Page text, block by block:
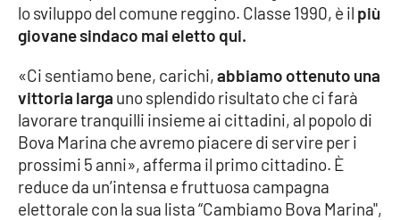
Ambiente
Cultura
Economia e Lavoro
Politica
lo sviluppo del comune reggino. Classe 1990, è il più
giovane sindaco mai eletto qui.
«Ci sentiamo bene, carichi,abbiamo ottenuto una
vittoria larga uno splendido risultato che ci farà
lavorare tranquilli insieme ai cittadini, al popolo di
Bova Marina che avremo piacere di servire per i
prossimi 5 anni», afferma il primo cittadino. È
reduce da un’intensa e fruttuosa campagna
elettorale con la sua lista “Cambiamo Bova Marina",